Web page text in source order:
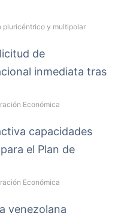
pluricéntrico y multipolar
de
inmediata tras
Económica
capacidades
el Plan de
Económica
venezolana